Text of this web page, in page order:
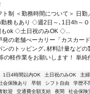
躍中です！
ト制 ＜勤務時間について＞ 日
務もあり ◇週2日～､1日4h～
ok ◇土日祝のみOK ◇...
発の老舗べーカリー「カスカー
ンのトッピング､材料計量などの
の軽作業をお願いします！ 単純
1日4時間以内OK 土日祝のみOK
主
会保険あり 早朝 シフト自由 学歴不
歓迎 交通費全額支給 夜間 社会保険